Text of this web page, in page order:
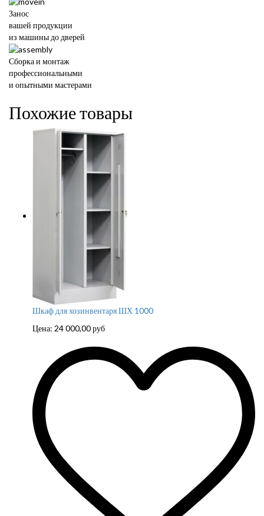
Занос
вашей продукции
из машины до дверей
Сборка и монтаж
профессиональными
и опытными мастерами
Похожие товары
Шкаф для хозинвентаря ШХ 1000
Цена: 24 000,00руб